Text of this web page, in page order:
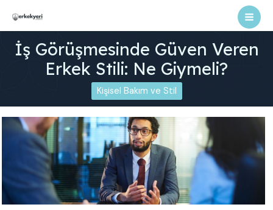
atla
İş Görüşmesinde Güven Veren
Erkek Stili: Ne Giymeli?
Kişisel Bakım ve Stil